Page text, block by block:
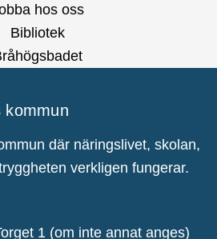
hos oss
Bibliotek
kommun
där näringslivet, skolan,
verkligen fungerar.
1 (om inte annat anges)